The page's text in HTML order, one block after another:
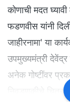
कोणाची मदत
फडणवीस यांनी
जाहीरनामा' या
उपमुख्यमंत्री देवेंद्र
अनेक गोष्टींवर
निवडणुकीचे